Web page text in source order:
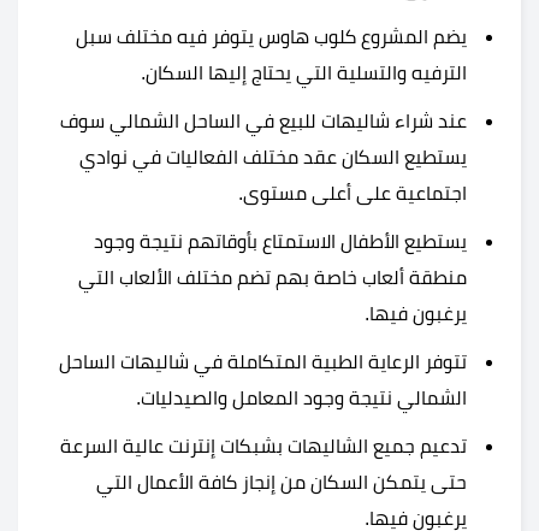
يضم المشروع كلوب هاوس يتوفر فيه مختلف سبل
الترفيه والتسلية التي يحتاج إليها السكان.
عند شراء شاليهات للبيع في الساحل الشمالي سوف
يستطيع السكان عقد مختلف الفعاليات في نوادي
اجتماعية على أعلى مستوى.
يستطيع الأطفال الاستمتاع بأوقاتهم نتيجة وجود
منطقة ألعاب خاصة بهم تضم مختلف الألعاب التي
يرغبون فيها.
تتوفر الرعاية الطبية المتكاملة في شاليهات الساحل
الشمالي نتيجة وجود المعامل والصيدليات.
تدعيم جميع الشاليهات بشبكات إنترنت عالية السرعة
حتى يتمكن السكان من إنجاز كافة الأعمال التي
يرغبون فيها.